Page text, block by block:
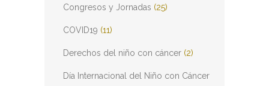
Congresos y Jornadas (25)
COVID19 (11)
Derechos del niño con cáncer (2)
Día Internacional del Niño con Cáncer